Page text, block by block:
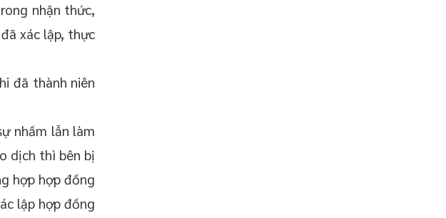
nhận thức,
xác lập, thực
đã thành niên
nhầm lẫn làm
dịch thì bên bị
hợp hợp đồng
lập hợp đồng